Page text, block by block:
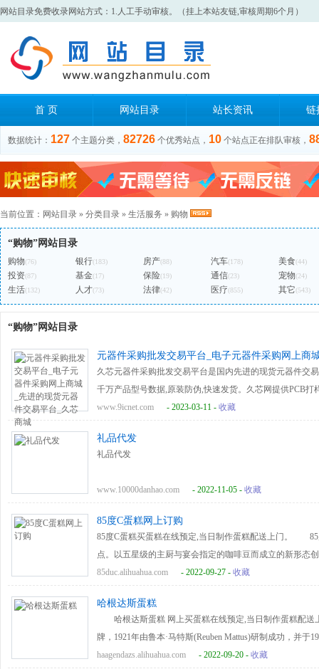
网站目录免费收录网站方式：1.人工手动审核。（挂上本站友链,审核周期6个月）
首 页 网站目录 站长资讯 链
数据统计： 127 个主题分类， 82726 个优秀站点， 10 个站点正在排队审核，
当前位置： 网站目录 » 分类目录 » 生活服务 » 购物
“购物”网站目录
购物(76) 银行(183) 房产(88) 汽车(178) 美食(44)
投资(87) 基金(17) 保险(19) 通信(23) 宠物(24)
生活(132) 人才(73) 法律(42) 医疗(855) 其它(543)
“购物”网站目录
元器件采购批发交易平台_电子元器件采购网上商
久芯元器件采购批发交易平台是国内先进的现货元器件交
千万产品型号数据,原装防伪,快速发货。久芯网提供PCB
体的电子全产业链服务，服务全球硬件创新
www.9icnet.com - 2023-03-11 - 收藏
礼品代发
礼品代发
www.10000danhao.com - 2022-11-05 - 收藏
85度C蛋糕网上订购
85度C蛋糕买蛋糕在线预定,当日制作蛋糕配送上门。 85
点。以五星级的主厨与宴会指定的咖啡豆而成立的新形态
85duc.alihuahua.com
- 2022-09-27 - 收藏
哈根达斯蛋糕
哈根达斯蛋糕 网上买蛋糕在线预定,当日制作蛋糕配送
牌，1921年由鲁本·马特斯(Reuben Mattus)研制成功，并
锁雪糕专门店，在世界各国销售其品牌雪糕，在54个国家
haagendazs.alihuahua.com - 2022-09-20 - 收藏